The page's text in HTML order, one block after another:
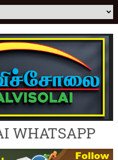
WHATSAPP